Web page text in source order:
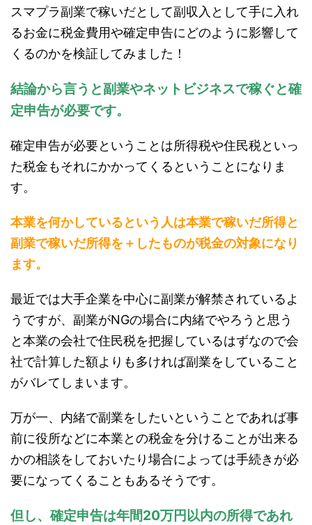
スマプラ副業で稼いだとして副収入として手に入れ
るお金に税金費用や確定申告にどのように影響して
くるのかを検証してみました！
結論から言うと副業やネットビジネスで稼ぐと確
定申告が必要です。
確定申告が必要ということは所得税や住民税といっ
た税金もそれにかかってくるということになりま
す。
本業を何かしているという人は本業で稼いだ所得と
副業で稼いだ所得を＋したものが税金の対象になり
ます。
最近では大手企業を中心に副業が解禁されているよ
うですが、副業がNGの場合に内緒でやろうと思う
と本業の会社で住民税を把握しているはずなので会
社で計算した額よりも多ければ副業をしていること
がバレてしまいます。
万が一、内緒で副業をしたいということであれば事
前に役所などに本業との税金を分けることが出来る
かの相談をしておいたり場合によっては手続きが必
要になってくることもあるそうです。
但し、確定申告は年間20万円以内の所得であれ